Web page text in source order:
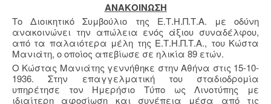
ΑΝΑΚΟΙΝΩΣΗ
Το Διοικητικό Συμβούλιο της Ε.Τ.Η.Π.Τ.Α. με οδύνη
ανακοινώνει την απώλεια ενός άξιου συναδέλφου,
από τα παλαιότερα μέλη της Ε.Τ.Η.Π.Τ.Α., του Κώστα
Μανιάτη, ο οποίος απεβίωσε σε ηλικία 89 ετών.
Ο Κώστας Μανιάτης γεννήθηκε στην Αθήνα στις 15-10-
1936. Στην επαγγελματική του σταδιοδρομία
υπηρέτησε τον Ημερήσιο Τύπο ως Λινοτύπης με
ιδιαίτερη αφοσίωση και συνέπεια μέσα από τις